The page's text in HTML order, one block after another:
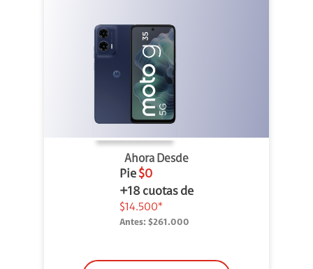
Ahora Desde
Pie $0
+18 cuotas de
$14.500*
Antes: $261.000